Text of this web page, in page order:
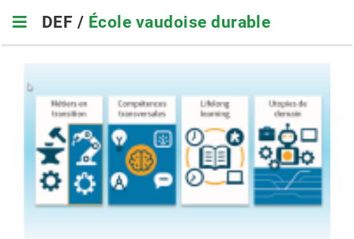
main
navigation
DEF / École vaudoise durable